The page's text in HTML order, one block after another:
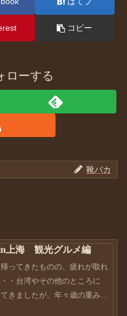
コピー
ローする
靴バカ
上海 観光グルメ編
帰ってきたものの、疲れが取れ
・台湾やその他のところに
きましたが、年々歳の重みを